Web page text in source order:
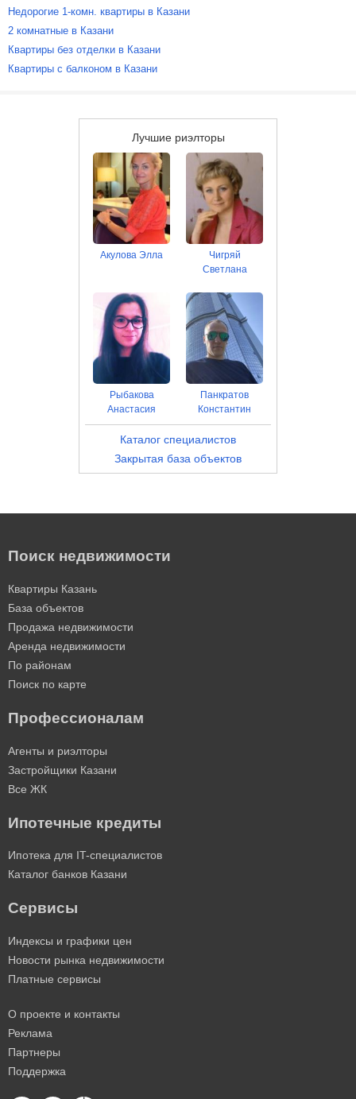
Недорогие 1-комн. квартиры в Казани
2 комнатные в Казани
Квартиры без отделки в Казани
Квартиры с балконом в Казани
Лучшие риэлторы
Акулова Элла
Чигряй
Светлана
Рыбакова
Анастасия
Панкратов
Константин
Каталог специалистов
Закрытая база объектов
Поиск недвижимости
Квартиры Казань
База объектов
Продажа недвижимости
Аренда недвижимости
По районам
Поиск по карте
Профессионалам
Агенты и риэлторы
Застройщики Казани
Все ЖК
Ипотечные кредиты
Ипотека для IT-специалистов
Каталог банков Казани
Сервисы
Индексы и графики цен
Новости рынка недвижимости
Платные сервисы
О проекте и контакты
Реклама
Партнеры
Поддержка